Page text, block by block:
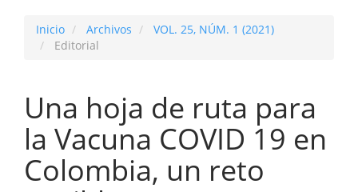
Inicio Archivos
VOL. 25, NÚM. 1 (2021)
Editorial
Una hoja de ruta para
la Vacuna COVID 19 en
Colombia, un reto